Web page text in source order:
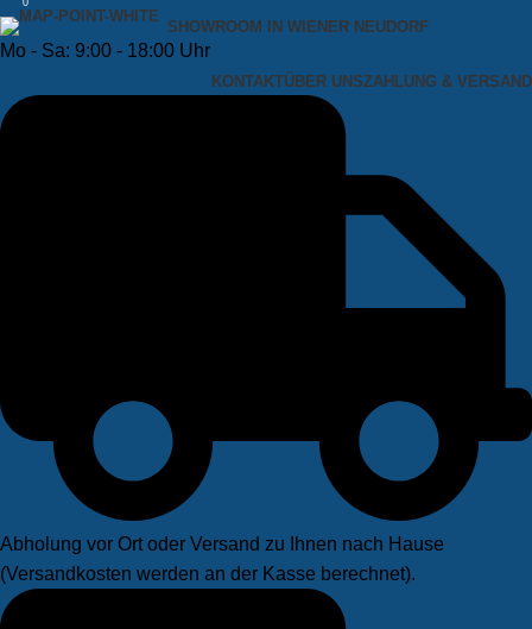
SHOWROOM IN WIENER NEUDORF
Mo - Sa: 9:00 - 18:00 Uhr
KONTAKTÜBER UNSZAHLUNG & VERSAND
Abholung vor Ort oder Versand zu Ihnen nach Hause
(Versandkosten werden an der Kasse berechnet).
0